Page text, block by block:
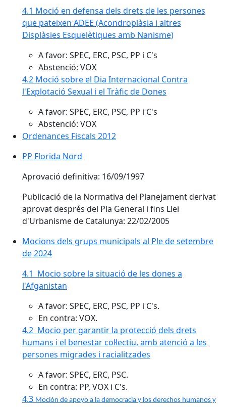
4.1 Moció en defensa dels drets de les persones
que pateixen ADEE (Acondroplàsia i altres
Displàsies Esquelètiques amb Nanisme)
A favor: SPEC, ERC, PSC, PP i C's
Abstenció: VOX
4.2 Moció sobre el Dia Internacional Contra
l'Explotació Sexual i el Tràfic de Dones
A favor: SPEC, ERC, PSC, PP i C's
Abstenció: VOX
Ordenances Fiscals 2012
PP Florida Nord
Aprovació definitiva: 16/09/1997
Publicació de la Normativa del Planejament derivat
aprovat després del Pla General i fins Llei
d'Urbanisme de Catalunya: 22/02/2005
Mocions dels grups municipals al Ple de setembre
de 2024
4.1 Mocio sobre la situació de les dones a
l'Afganistan
A favor: SPEC, ERC, PSC, PP i C's.
En contra: VOX.
4.2 Mocio per garantir la protecció dels drets
humans i el benestar col·lectiu, amb atenció a les
persones migrades i racialitzades
A favor: SPEC, ERC, PSC.
En contra: PP, VOX i C's.
4.3 Moción de apoyo a la democracia y los derechos humanos y